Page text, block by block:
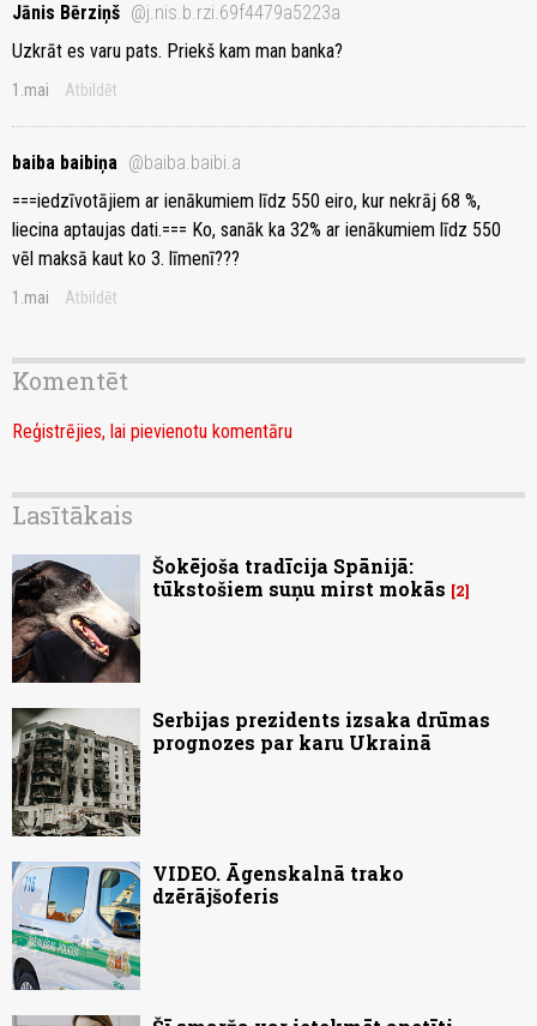
Jānis Bērziņš @j.nis.b.rzi.69f4479a5223a
Uzkrāt es varu pats. Priekš kam man banka?
1.mai Atbildēt
baiba baibiņa @baiba.baibi.a
===iedzīvotājiem ar ienākumiem līdz 550 eiro, kur nekrāj 68 %,
liecina aptaujas dati.=== Ko, sanāk ka 32% ar ienākumiem līdz 550
vēl maksā kaut ko 3. līmenī???
1.mai Atbildēt
Komentēt
Reģistrējies, lai pievienotu komentāru
Lasītākais
Šokējoša tradīcija Spānijā:
tūkstošiem suņu mirst mokās
2
Serbijas prezidents izsaka drūmas
prognozes par karu Ukrainā
VIDEO. Āgenskalnā trako
dzērājšoferis